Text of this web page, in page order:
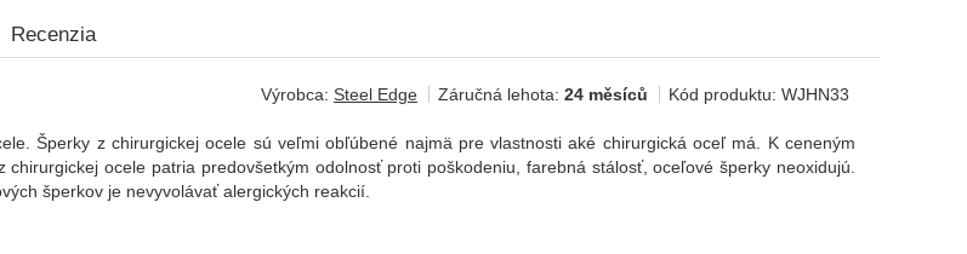
Recenzia
Výrobca: Steel Edge Záručná lehota: 24 měsíců Kód produktu: WJHN33
Šperky z chirurgickej ocele sú veľmi obľúbené najmä pre vlastnosti aké chirurgická oceľ má. K ceneným
chirurgickej ocele patria predovšetkým odolnosť proti poškodeniu, farebná stálosť, oceľové šperky neoxidujú.
šperkov je nevyvolávať alergických reakcií.